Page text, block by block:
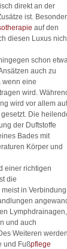
direkt an der
ist.
auf den
diesen Luxus
schon
auch zu
wenn eine
wird.
wird vor allem auf
Die
der Duftstoffe
Bades mit
Körper und
einer richtigen
die
in Verbindung
Lymphdrainagen,
und auch
Weiteren werden
und Fußpflege